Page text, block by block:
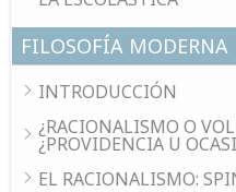
FILOSOFÍA MODERNA
INTRODUCCIÓN
¿RACIONALISMO O
¿PROVIDENCIA U
EL RACIONALISMO: